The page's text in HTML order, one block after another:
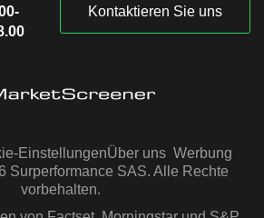
Kontaktieren Sie uns
EinstellungenÜber uns Werbung
Surperformance SAS. Alle Rechte
vorbehalten.